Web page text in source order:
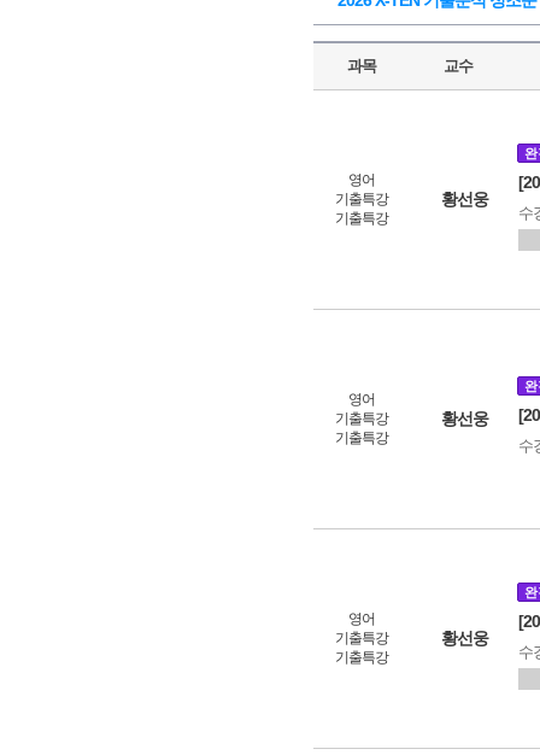
과목 교수
영어
기출특강
기출특강
황선웅
완
수
영어
기출특강
기출특강
황선웅
완
수
영어
기출특강
기출특강
황선웅
완
수